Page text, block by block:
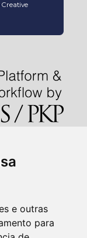
e outras
para
Creative